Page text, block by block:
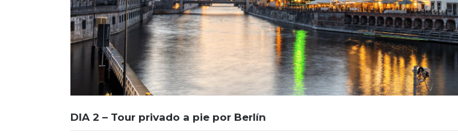
DIA 2 – Tour privado a pie por Berlín